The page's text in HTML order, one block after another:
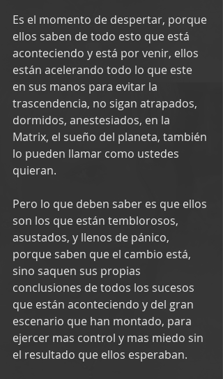
Es el momento de despertar, porque
ellos saben de todo esto que está
aconteciendo y está por venir, ellos
están acelerando todo lo que este
en sus manos para evitar la
trascendencia, no sigan atrapados,
dormidos, anestesiados, en la
Matrix, el sueño del planeta, también
lo pueden llamar como ustedes
quieran.
Pero lo que deben saber es que ellos
son los que están temblorosos,
asustados, y llenos de pánico,
porque saben que el cambio está,
sino saquen sus propias
conclusiones de todos los sucesos
que están aconteciendo y del gran
escenario que han montado, para
ejercer mas control y mas miedo sin
el resultado que ellos esperaban.